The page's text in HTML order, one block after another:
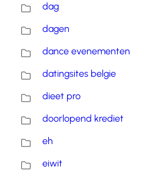
dag
dagen
dance evenementen
datingsites belgie
dieet pro
doorlopend krediet
eh
eiwit